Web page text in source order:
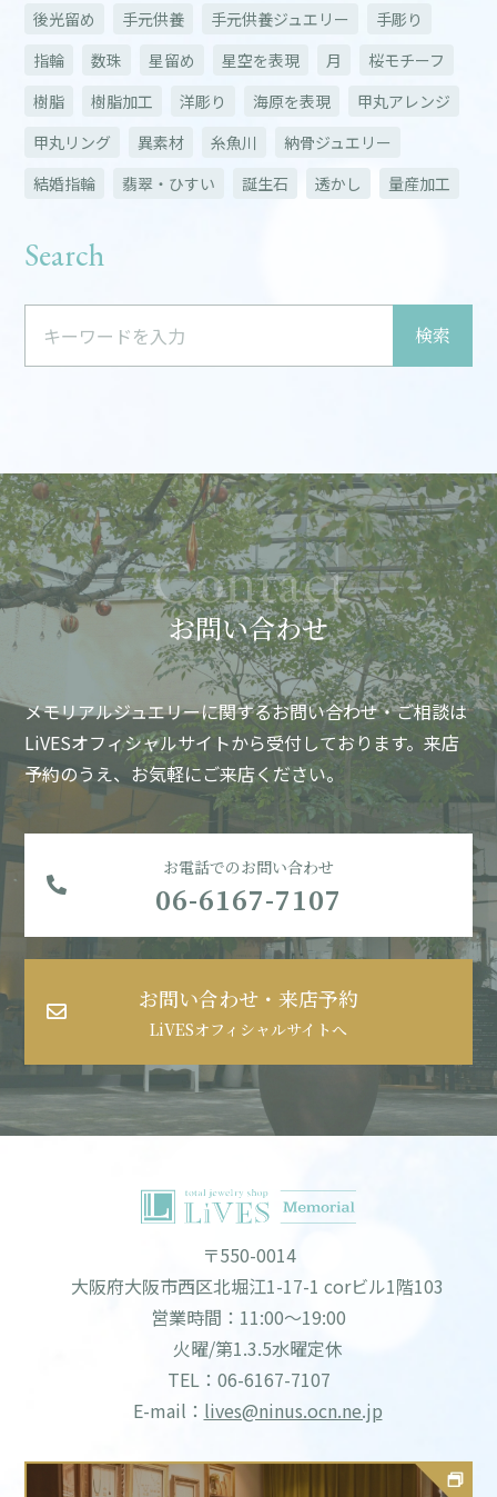
後光留め
手元供養 手元供養ジュエリー
手彫り
指輪
数珠 星留め 星空を表現 月
桜モチーフ
樹脂
樹脂加工 洋彫り 海原を表現
甲丸アレンジ
甲丸リング
異素材 糸魚川
納骨ジュエリー
結婚指輪
翡翠・ひすい 誕生石 透かし 量産加工
Search
検索
お問い合わせ
メモリアルジュエリーに関するお問い合わせ・ご相談は
LiVESオフィシャルサイトから受付しております。来店
予約のうえ、お気軽にご来店ください。
お電話でのお問い合わせ
06-6167-7107
お問い合わせ・来店予約
LiVESオフィシャルサイトへ
〒550-0014
大阪府大阪市西区北堀江1-17-1 corビル1階103
営業時間：11:00～19:00
火曜/第1.3.5水曜定休
TEL：06-6167-7107
E-mail： lives@ninus.ocn.ne.jp